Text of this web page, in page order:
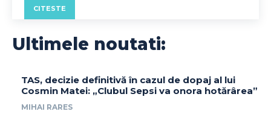
CITESTE
Ultimele noutati:
TAS, decizie definitivă în cazul de dopaj al lui
Cosmin Matei: „Clubul Sepsi va onora hotărârea”
MIHAI RARES